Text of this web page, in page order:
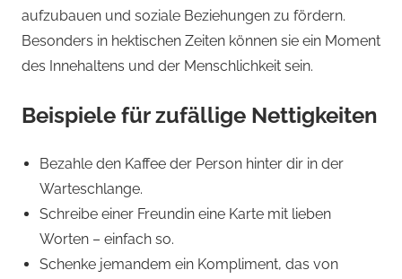
aufzubauen und soziale Beziehungen zu fördern.
Besonders in hektischen Zeiten können sie ein Moment
des Innehaltens und der Menschlichkeit sein.
Beispiele für zufällige Nettigkeiten
Bezahle den Kaffee der Person hinter dir in der
Warteschlange.
Schreibe einer Freundin eine Karte mit lieben
Worten – einfach so.
Schenke jemandem ein Kompliment, das von